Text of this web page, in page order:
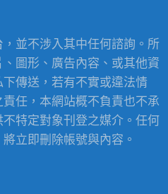
並不涉入其中任何諮詢。所
圖形、廣告內容、或其他資
傳送，若有不實或違法情
任，本網站概不負責也不承
特定對象刊登之媒介。任何
立即刪除帳號與內容。